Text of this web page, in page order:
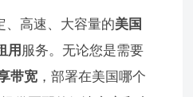
、高速、大容量的美国
用服务。无论您是需要
带宽，部署在美国哪个